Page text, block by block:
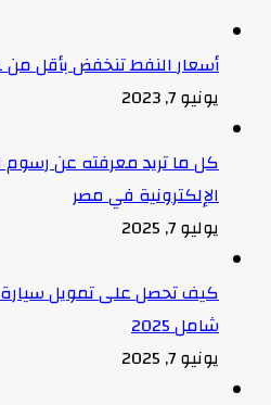
أسعار النفط تنخفض بأقل من 1% عند التسوية
يونيو 7, 2023
كل ما تريد معرفته عن
الإلكترونية في مصر
يوليو 7, 2025
كيف تحصل على تمويل
شامل 2025
يونيو 7, 2025